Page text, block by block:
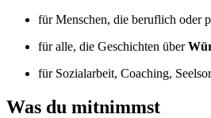
für Menschen, die beruflich oder
für alle, die Geschichten über
für Sozialarbeit, Coaching,
Was du mitnimmst